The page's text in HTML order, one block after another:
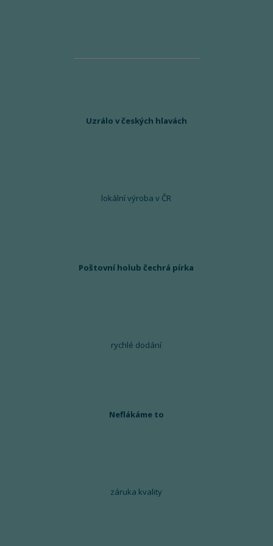
Uzrálo v českých hlavách
lokální výroba v ČR
Poštovní holub čechrá pírka
rychlé dodání
Neflákáme to
záruka kvality